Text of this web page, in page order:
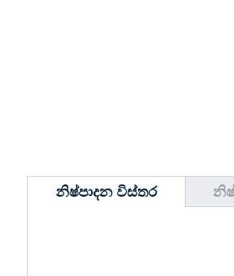
නිෂ්පාදන විස්තර